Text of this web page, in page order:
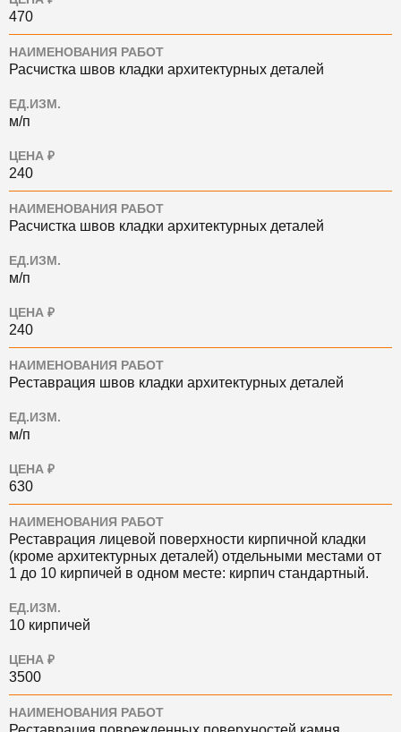
470
НАИМЕНОВАНИЯ РАБОТ
Расчистка швов кладки архитектурных деталей
ЕД.ИЗМ.
м/п
ЦЕНА ₽
240
НАИМЕНОВАНИЯ РАБОТ
Расчистка швов кладки архитектурных деталей
ЕД.ИЗМ.
м/п
ЦЕНА ₽
240
НАИМЕНОВАНИЯ РАБОТ
Реставрация швов кладки архитектурных деталей
ЕД.ИЗМ.
м/п
ЦЕНА ₽
630
НАИМЕНОВАНИЯ РАБОТ
Реставрация лицевой поверхности кирпичной кладки
(кроме архитектурных деталей) отдельными местами от
1 до 10 кирпичей в одном месте: кирпич стандартный.
ЕД.ИЗМ.
10 кирпичей
ЦЕНА ₽
3500
НАИМЕНОВАНИЯ РАБОТ